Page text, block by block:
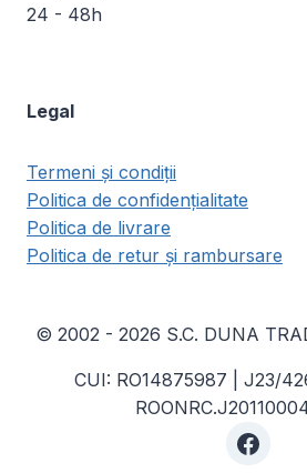
24 - 48h
Legal
Termeni și condiții
Politica de confidențialitate
Politica de livrare
Politica de retur și rambursare
© 2002 - 2026 S.C. DUNA
CUI: RO14875987 | J23/